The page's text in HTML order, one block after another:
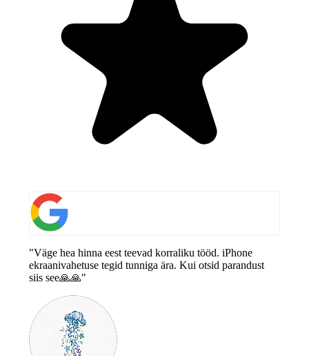
"Väge hea hinna eest teevad korraliku tööd. iPhone
ekraanivahetuse tegid tunniga ära. Kui otsid parandust
siis see🙏🙏"